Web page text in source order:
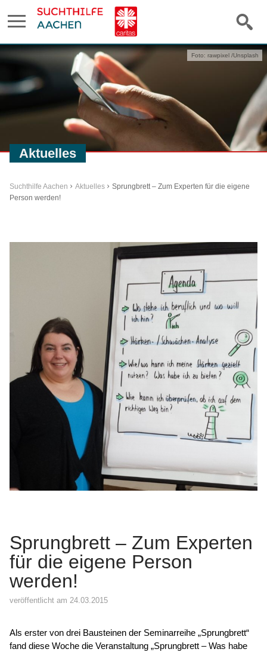
Aktuelles
Foto: rawpixel /Unsplash
Suchthilfe Aachen Aktuelles
Sprungbrett – Zum Experten für die eigene
Person werden!
Sprungbrett – Zum Experten
für die eigene Person
werden!
veröffentlicht am 24.03.2015
Als erster von drei Bausteinen der Seminarreihe „Sprungbrett“
fand diese Woche die Veranstaltung „Sprungbrett – Was habe